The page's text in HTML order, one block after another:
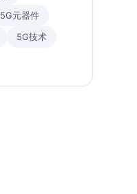
5G元器件
5G技术